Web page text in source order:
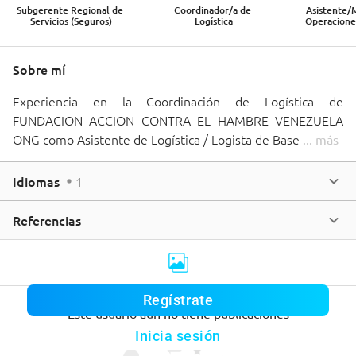
Subgerente Regional de
Servicios (Seguros)
Coordinador/a de
Logística
Asistente/
Sobre mí
Experiencia en la Coordinación de Logística de
FUNDACION ACCION CONTRA EL HAMBRE VENEZUELA
ONG como Asistente de Logística / Logista de Base ... más
Idiomas 1
Referencias
Este usuario aún no tiene publicaciones
Regístrate
Inicia sesión